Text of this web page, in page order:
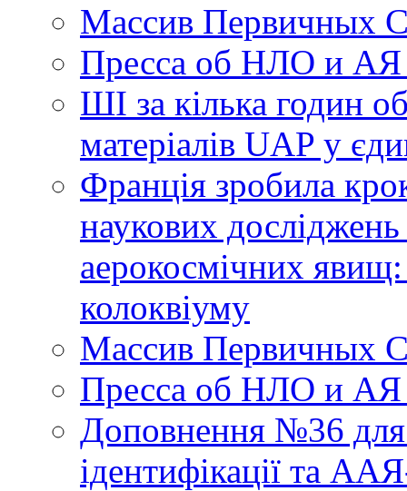
Массив Первичных
Пресса об НЛО и
ШІ за кілька годин
матеріалів UAP у
Франція зробила
наукових
аерокосмічних
колоквіуму
Массив Первичных
Пресса об НЛО и
Доповнення №36
ідентифікації та